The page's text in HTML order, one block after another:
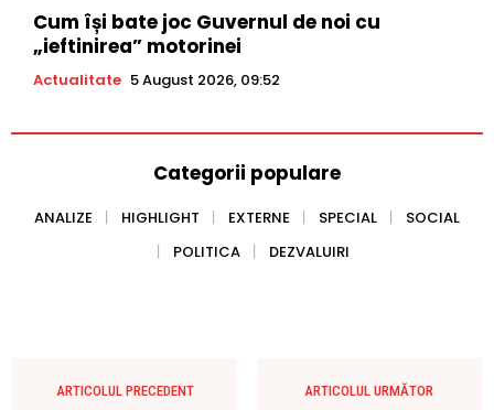
Cum își bate joc Guvernul de noi cu
„ieftinirea” motorinei
Actualitate 5 August 2026, 09:52
Categorii populare
ANALIZE HIGHLIGHT EXTERNE SPECIAL
SOCIAL
POLITICA
DEZVALUIRI
ARTICOLUL PRECEDENT ARTICOLUL URMĂTOR